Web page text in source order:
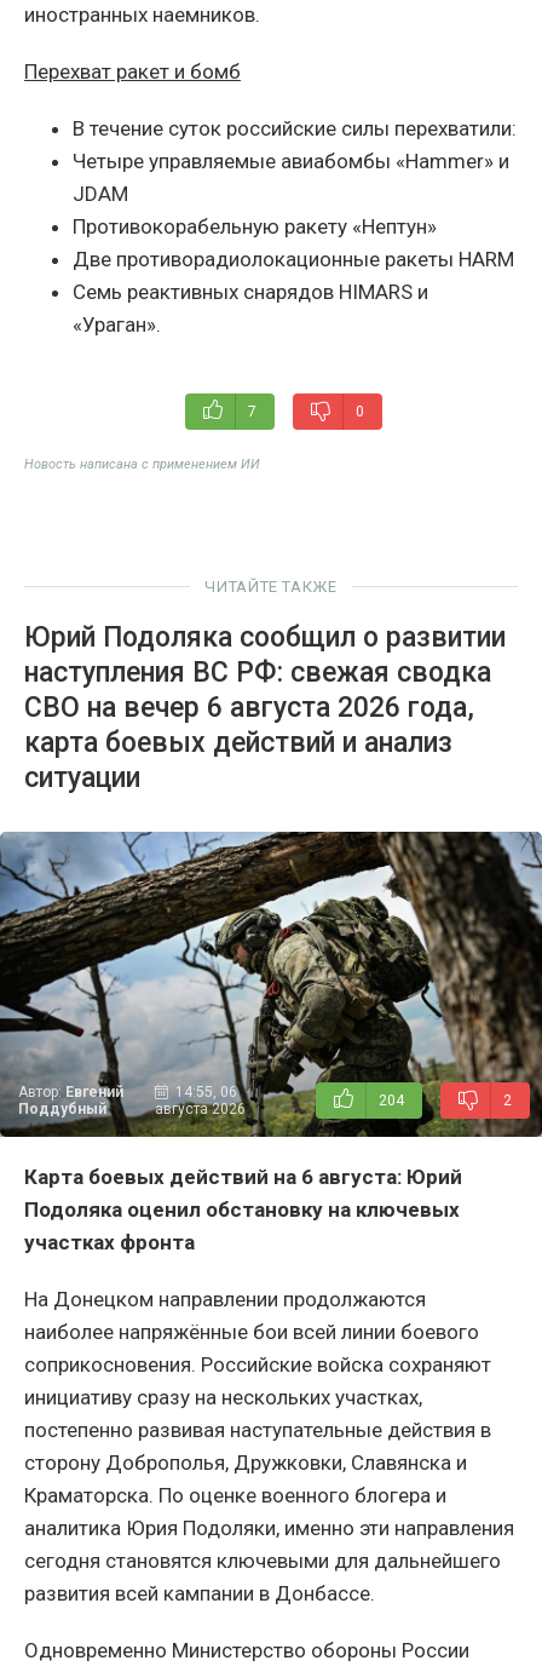
иностранных наемников.
Перехват ракет и бомб
В течение суток российские силы перехватили:
Четыре управляемые авиабомбы «Hammer» и
JDAM
Противокорабельную ракету «Нептун»
Две противорадиолокационные ракеты HARM
Семь реактивных снарядов HIMARS и
«Ураган».
7 0
Новость написана с применением ИИ
ЧИТАЙТЕ ТАКЖЕ
Юрий Подоляка сообщил о развитии
наступления ВС РФ: свежая сводка
СВО на вечер 6 августа 2026 года,
карта боевых действий и анализ
ситуации
Автор: Евгений
Поддубный
14:55, 06
августа 2026
204 2
Карта боевых действий на 6 августа: Юрий
Подоляка оценил обстановку на ключевых
участках фронта
На Донецком направлении продолжаются
наиболее напряжённые бои всей линии боевого
соприкосновения. Российские войска сохраняют
инициативу сразу на нескольких участках,
постепенно развивая наступательные действия в
сторону Доброполья, Дружковки, Славянска и
Краматорска. По оценке военного блогера и
аналитика Юрия Подоляки, именно эти направления
сегодня становятся ключевыми для дальнейшего
развития всей кампании в Донбассе.
Одновременно Министерство обороны России